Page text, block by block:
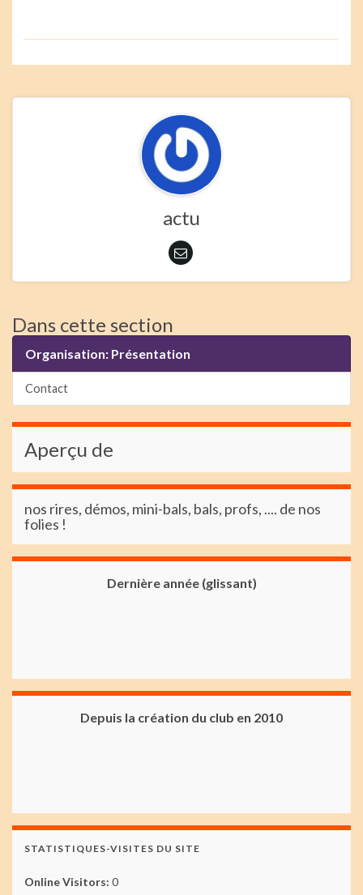
actu
Dans cette section
Organisation: Présentation
Contact
Aperçu de
nos rires, démos, mini-bals, bals, profs, .... de nos
folies !
Dernière année (glissant)
Depuis la création du club en 2010
STATISTIQUES-VISITES DU SITE
Online Visitors: 0